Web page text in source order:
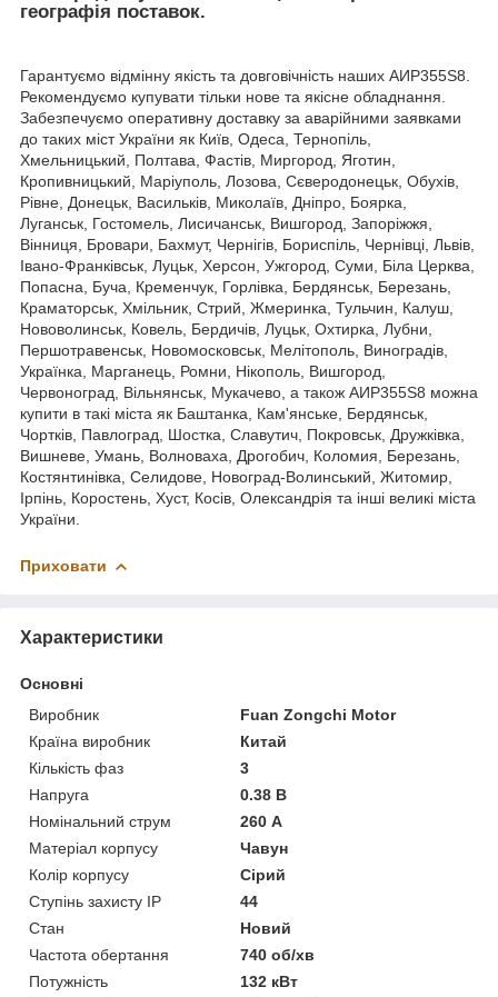
географія поставок.
Гарантуємо відмінну якість та довговічність наших АИР355S8.
Рекомендуємо купувати тільки нове та якісне обладнання.
Забезпечуємо оперативну доставку за аварійними заявками
до таких міст України як Київ, Одеса, Тернопіль,
Хмельницький, Полтава, Фастів, Миргород, Яготин,
Кропивницький, Маріуполь, Лозова, Сєверодонецьк, Обухів,
Рівне, Донецьк, Васильків, Миколаїв, Дніпро, Боярка,
Луганськ, Гостомель, Лисичанськ, Вишгород, Запоріжжя,
Вінниця, Бровари, Бахмут, Чернігів, Бориспіль, Чернівці, Львів,
Івано-Франківськ, Луцьк, Херсон, Ужгород, Суми, Біла Церква,
Попасна, Буча, Кременчук, Горлівка, Бердянськ, Березань,
Краматорськ, Хмільник, Стрий, Жмеринка, Тульчин, Калуш,
Нововолинськ, Ковель, Бердичів, Луцьк, Охтирка, Лубни,
Першотравенськ, Новомосковськ, Мелітополь, Виноградів,
Українка, Марганець, Ромни, Нікополь, Вишгород,
Червоноград, Вільнянськ, Мукачево, а також АИР355S8 можна
купити в такі міста як Баштанка, Кам'янське, Бердянськ,
Чортків, Павлоград, Шостка, Славутич, Покровськ, Дружківка,
Вишневе, Умань, Волноваха, Дрогобич, Коломия, Березань,
Костянтинівка, Селидове, Новоград-Волинський, Житомир,
Ірпінь, Коростень, Хуст, Косів, Олександрія та інші великі міста
України.
Приховати
Характеристики
Основні
Виробник
Fuan Zongchi Motor
Країна виробник
Китай
Кількість фаз
3
Напруга
0.38 В
Номінальний струм
260 А
Матеріал корпусу
Чавун
Колір корпусу
Сірий
Ступінь захисту IP
44
Стан
Новий
Частота обертання
740 об/хв
Потужність
132 кВт